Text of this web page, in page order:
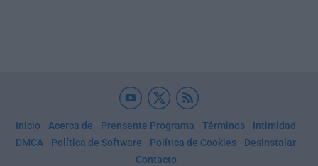
Inicio Acerca de Prensente Programa Términos
Intimidad
DMCA
Política de Software Política de Cookies
Desinstalar
Contacto